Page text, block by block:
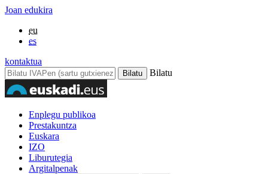
Joan edukira
eu
es
kontaktua
Bilatu
Enplegu publikoa
Prestakuntza
Euskara
IZO
Liburutegia
Argitalpenak